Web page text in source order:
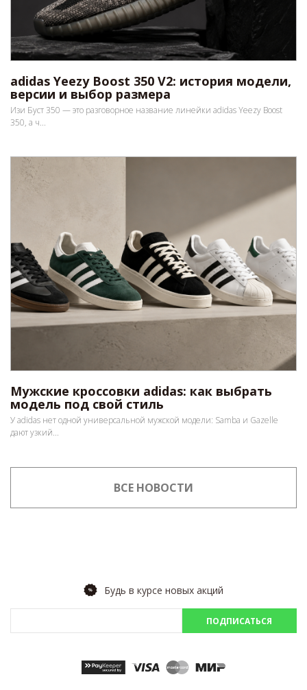
adidas Yeezy Boost 350 V2: история модели,
версии и выбор размера
Изи Буст 350 — это разговорное название линейки adidas Yeezy Boost
350, а ч...
Мужские кроссовки adidas: как выбрать
модель под свой стиль
У adidas нет одной универсальной мужской модели: Samba и Gazelle
дают узкий...
ВСЕ НОВОСТИ
Будь в курсе новых акций
ПОДПИСАТЬСЯ